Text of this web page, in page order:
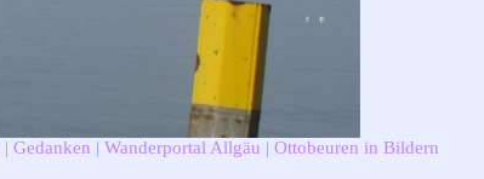
| Gedanken | Wanderportal Allgäu | Ottobeuren in Bildern